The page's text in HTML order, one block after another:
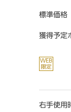
標準価格
獲得予定
右手使用